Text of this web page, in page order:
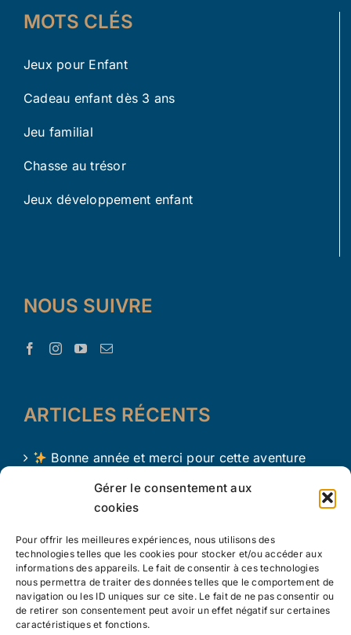
Gérer le consentement aux
cookies
Pour offrir les meilleures expériences, nous utilisons des
technologies telles que les cookies pour stocker et/ou accéder aux
informations des appareils. Le fait de consentir à ces technologies
nous permettra de traiter des données telles que le comportement de
navigation ou les ID uniques sur ce site. Le fait de ne pas consentir ou
de retirer son consentement peut avoir un effet négatif sur certaines
caractéristiques et fonctions.
MOTS CLÉS
Jeux pour Enfant
Cadeau enfant dès 3 ans
Jeu familial
Chasse au trésor
Jeux développement enfant
NOUS SUIVRE
ARTICLES RÉCENTS
Bonne année et merci pour cette aventure
avec Le Trésor d’Aaron !
Le Trésor d Aaron en 2024 !
L’apprentissage par le jeu chez les tout petits